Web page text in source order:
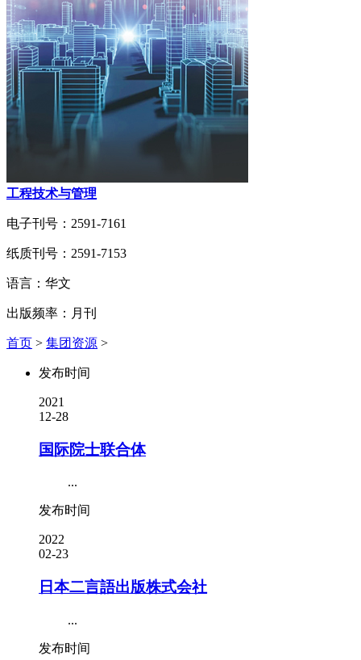
工程技术与管理
电子刊号：2591-7161
纸质刊号：2591-7153
语言：华文
出版频率：月刊
首页 > 集团资源 >
发布时间
2021
12-28
国际院士联合体
...
发布时间
2022
02-23
日本二言語出版株式会社
...
发布时间